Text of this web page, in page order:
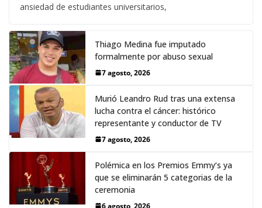
ansiedad de estudiantes universitarios,
Thiago Medina fue imputado
formalmente por abuso sexual
7 agosto, 2026
Murió Leandro Rud tras una extensa
lucha contra el cáncer: histórico
representante y conductor de TV
7 agosto, 2026
Polémica en los Premios Emmy‘s ya
que se eliminarán 5 categorias de la
ceremonia
6 agosto, 2026